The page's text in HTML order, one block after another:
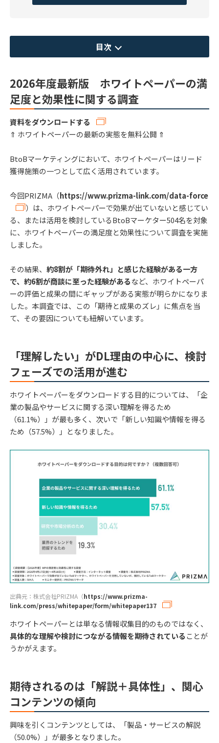
目次
2026年度最新版 ホワイトペーパーの満
足度と効果性に関する調査
資料をダウンロードする
⇑ ホワイトペーパーの最新の実態を無料公開 ⇑
BtoBマーケティングにおいて、ホワイトペーパーはリード
獲得施策の一つとして広く活用されています。
今回PRIZMA（https://www.prizma-link.com/data-force
）は、ホワイトペーパーで効果が出ていないと感じてい
る、または活用を検討しているBtoBマーケター504名を対象
に、ホワイトペーパーの満足度と効果性について調査を実施
しました。
その結果、 約8割が「期待外れ」と感じた経験がある一方
で、約6割が商談に至った経験があるなど、ホワイトペーパ
ーの評価と成果の間にギャップがある実態が明らかになりま
した。本調査では、この「期待と成果のズレ」に焦点を当
て、その要因についても紐解いています。
「理解したい」がDL理由の中心に、検討
フェーズでの活用が進む
ホワイトペーパーをダウンロードする目的については、「企
業の製品やサービスに関する深い理解を得るため
（61.1%）」が最も多く、次いで「新しい知識や情報を得る
ため（57.5%）」となりました。
出典元：株式会社PRIZMA（https://www.prizma-
link.com/press/whitepaper/form/whitepaper137
ホワイトペーパーとは単なる情報収集目的のものではなく、
具体的な理解や検討につながる情報を期待されていることが
うかがえます。
期待されるのは「解説＋具体性」、関心
コンテンツの傾向
興味を引くコンテンツとしては、「製品・サービスの解説
（50.0%）」が最多となりました。